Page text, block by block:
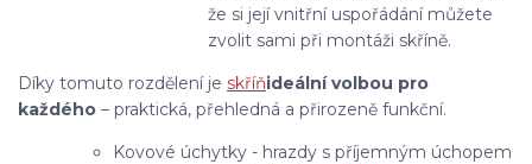
že si její vnitřní uspořádání můžete
zvolit sami při montáži skříně.
Díky tomuto rozdělení je skříňideální volbou pro
každého – praktická, přehledná a přirozeně funkční.
Kovové úchytky - hrazdy s příjemným úchopem